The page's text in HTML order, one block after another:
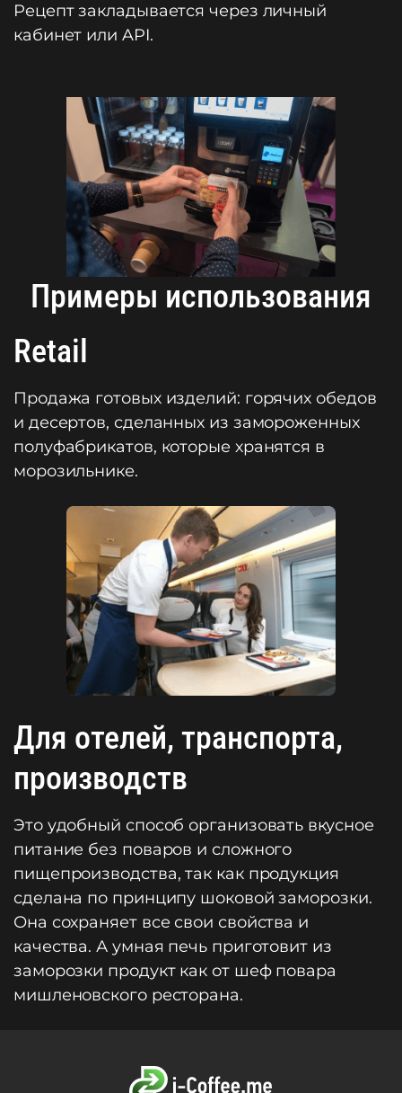
Рецепт закладывается через личный
кабинет или API.
Примеры использования
Retail
Продажа готовых изделий: горячих обедов
и десертов, сделанных из замороженных
полуфабрикатов, которые хранятся в
морозильнике.
Для отелей, транспорта,
производств
Это удобный способ организовать вкусное
питание без поваров и сложного
пищепроизводства, так как продукция
сделана по принципу шоковой заморозки.
Она сохраняет все свои свойства и
качества. А умная печь приготовит из
заморозки продукт как от шеф повара
мишленовского ресторана.